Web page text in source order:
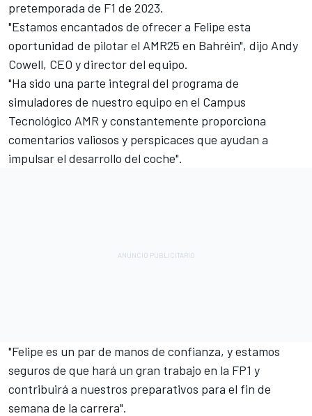
pretemporada de F1 de 2023.
"Estamos encantados de ofrecer a Felipe esta
oportunidad de pilotar el AMR25 en Bahréin", dijo Andy
Cowell, CEO y director del equipo.
"Ha sido una parte integral del programa de
simuladores de nuestro equipo en el Campus
Tecnológico AMR y constantemente proporciona
comentarios valiosos y perspicaces que ayudan a
impulsar el desarrollo del coche".
"Felipe es un par de manos de confianza, y estamos
seguros de que hará un gran trabajo en la FP1 y
contribuirá a nuestros preparativos para el fin de
semana de la carrera".